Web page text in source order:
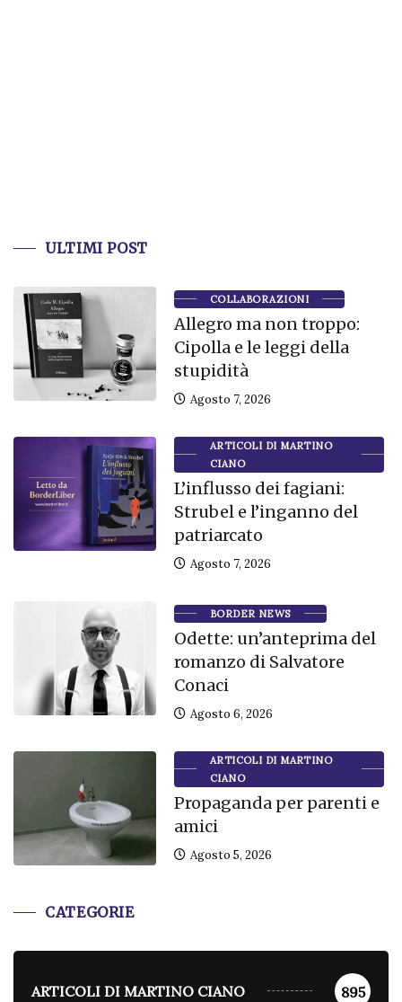
ULTIMI POST
COLLABORAZIONI
Allegro ma non troppo:
Cipolla e le leggi della
stupidità
Agosto 7, 2026
ARTICOLI DI MARTINO
CIANO
L’influsso dei fagiani:
Strubel e l’inganno del
patriarcato
Agosto 7, 2026
BORDER NEWS
Odette: un’anteprima del
romanzo di Salvatore
Conaci
Agosto 6, 2026
ARTICOLI DI MARTINO
CIANO
Propaganda per parenti e
amici
Agosto 5, 2026
CATEGORIE
ARTICOLI DI MARTINO CIANO 895